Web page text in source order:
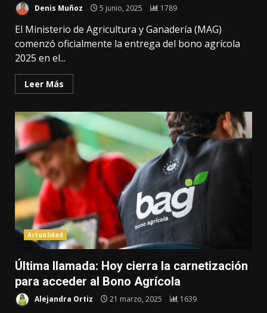
Denis Muñoz 5 junio, 2025 1789
El Ministerio de Agricultura y Ganadería (MAG)
comenzó oficialmente la entrega del bono agrícola
2025 en el...
Leer Más
Actualidad
Última llamada: Hoy cierra la carnetización
para acceder al Bono Agrícola
Alejandra Ortiz 21 marzo, 2025 1639